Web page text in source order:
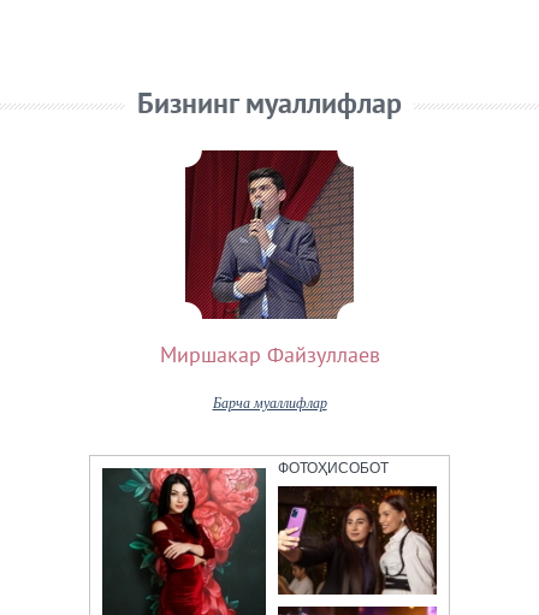
Бизнинг муаллифлар
Миршакар Файзуллаев
Барча муаллифлар
ФОТОҲИСОБОТ